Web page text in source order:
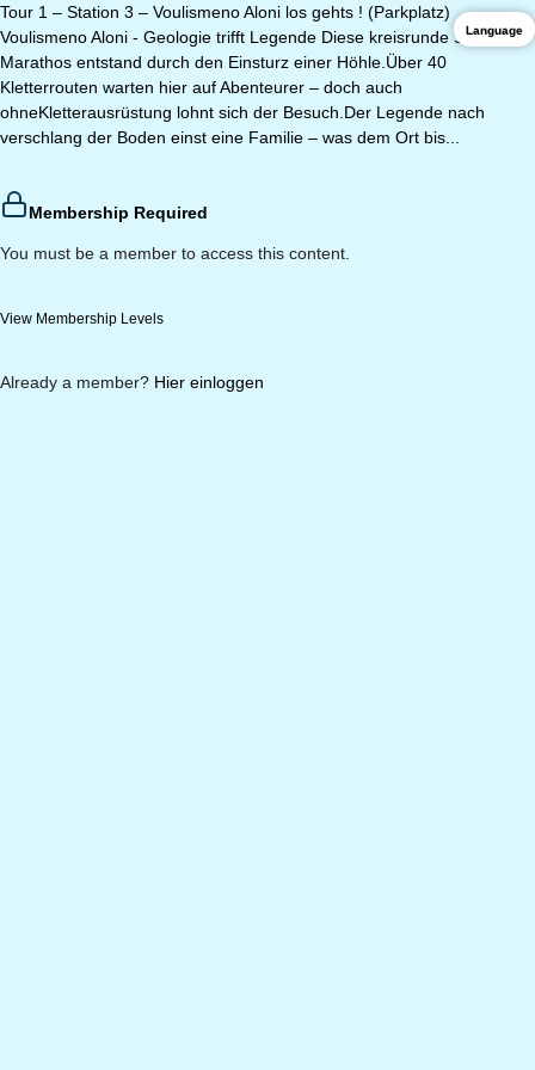
Tour 1 – Station 3 – Voulismeno Aloni los gehts ! (Parkplatz)
Voulismeno Aloni - Geologie trifft Legende Diese kreisrunde Senke bei
Marathos entstand durch den Einsturz einer Höhle.Über 40
Kletterrouten warten hier auf Abenteurer – doch auch
ohneKletterausrüstung lohnt sich der Besuch.Der Legende nach
verschlang der Boden einst eine Familie – was dem Ort bis...
Membership Required
You must be a member to access this content.
View Membership Levels
Already a member? Hier einloggen
Language